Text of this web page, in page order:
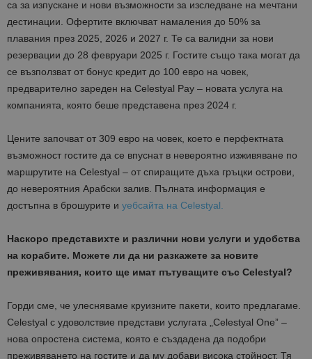
са за изпускане и нови възможности за изследване на мечтани
дестинации. Офертите включват намаления до 50% за
плавания през 2025, 2026 и 2027 г. Те са валидни за нови
резервации до 28 февруари 2025 г. Гостите също така могат да
се възползват от бонус кредит до 100 евро на човек,
предварително зареден на Celestyal Pay – новата услуга на
компанията, която беше представена през 2024 г.
Цените започват от 309 евро на човек, което е перфектната
възможност гостите да се впуснат в невероятно изживяване по
маршрутите на Celestyal – от спиращите дъха гръцки острови,
до невероятния Арабски залив. Пълната информация е
достъпна в брошурите и уебсайта на Celestyal.
Наскоро представихте и различни нови услуги и удобства
на корабите. Можете ли да ни разкажете за новите
преживявания, които ще имат пътуващите със Celestyal?
Горди сме, че улесняваме круизните пакети, които предлагаме.
Celestyal с удоволствие представи услугата „Celestyal One” –
нова опростена система, която е създадена да подобри
преживяването на гостите и да му добави висока стойност. Тя